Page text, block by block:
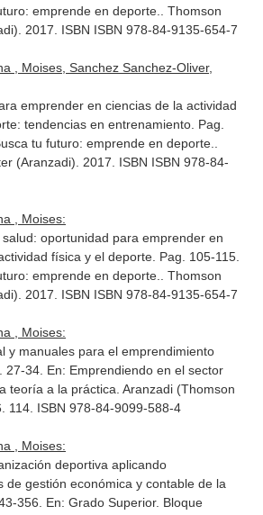
emprende en deporte.
. Thomson
2017. ISBN ISBN 978-84-9135-654-7
, Moises, Sanchez Sanchez-Oliver,
emprender en ciencias de la actividad
tendencias en entrenamiento. Pag.
tu futuro: emprende en deporte.
(Aranzadi). 2017. ISBN ISBN 978-84-
, Moises:
oportunidad para emprender en
física y el deporte. Pag. 105-115.
emprende en deporte.
. Thomson
2017. ISBN ISBN 978-84-9135-654-7
, Moises:
y manuales para el emprendimiento
27-34. En: Emprendiendo en el sector
teoría a la práctica . Aranzadi (Thomson
114. ISBN 978-84-9099-588-4
, Moises:
deportiva aplicando
de gestión económica y contable de la
356. En: Grado Superior. Bloque